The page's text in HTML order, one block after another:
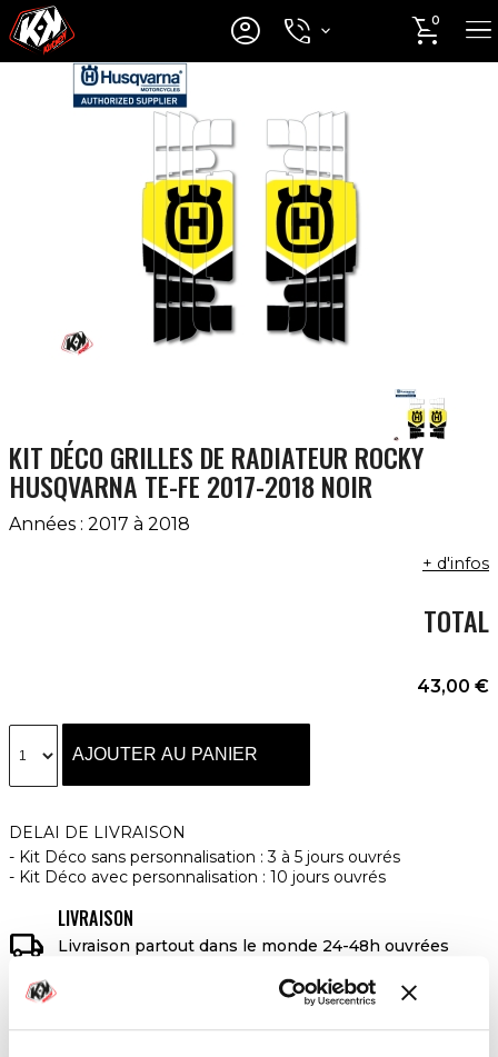
  
0 
KIT DÉCO GRILLES DE RADIATEUR ROCKY
HUSQVARNA TE-FE 2017-2018 NOIR
Années : 2017 à 2018
+ d'infos
TOTAL
43,00 €
AJOUTER AU PANIER
DELAI DE LIVRAISON
Kit Déco sans personnalisation : 3 à 5 jours ouvrés
Kit Déco avec personnalisation : 10 jours ouvrés

LIVRAISON
Livraison partout dans le monde 24-48h ouvrées
PAIEMENTS SÉCURISÉS